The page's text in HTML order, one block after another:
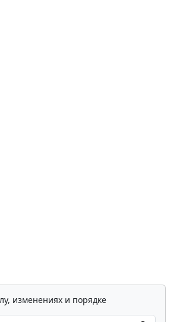
изменениях и порядке